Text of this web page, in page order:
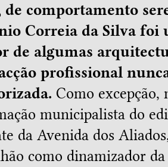
comportamento
Correia da Silva foi
de algumas
profissional
Como excepção,
municipalista do
da Avenida dos
como dinamizador